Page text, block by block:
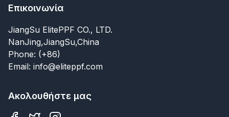
Επικοινωνία
JiangSu ElitePPF CO., LTD.
NanJing,JiangSu,China
Phone: (+86)
Email: info@eliteppf.com
Ακολουθήστε μας